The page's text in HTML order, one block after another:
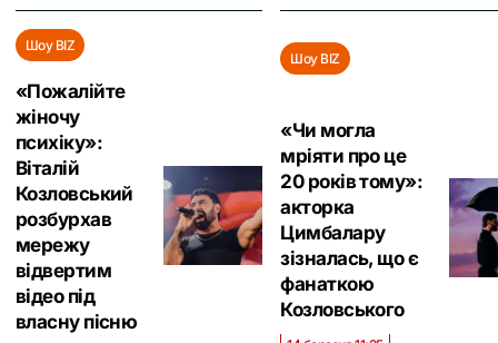
Шоу BIZ
«Пожалійте
жіночу
психіку»:
Віталій
Козловський
розбурхав
мережу
відвертим
відео під
власну пісню
Шоу BIZ
«Чи могла
мріяти про це
20 років тому»:
акторка
Цимбалару
зізналась, що є
фанаткою
Козловського